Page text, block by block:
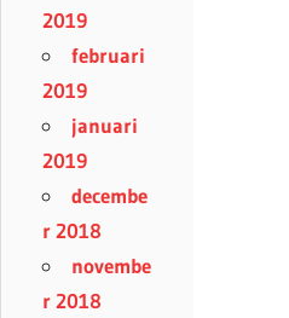
2019
februari
2019
januari
2019
decembe
r 2018
novembe
r 2018